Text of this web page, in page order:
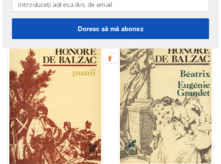
deHonore De Balzac
Doresc să mă abonez